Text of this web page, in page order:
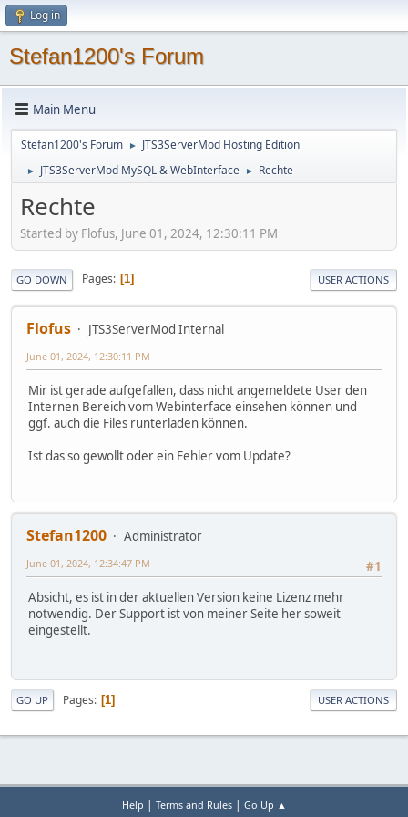
Log in
Stefan1200's Forum
Main Menu
Stefan1200's Forum ► JTS3ServerMod Hosting Edition
► JTS3ServerMod MySQL & WebInterface ► Rechte
Rechte
Started by Flofus, June 01, 2024, 12:30:11 PM
GO DOWN Pages 1 USER ACTIONS
Flofus JTS3ServerMod Internal
June 01, 2024, 12:30:11 PM
Mir ist gerade aufgefallen, dass nicht angemeldete User den
Internen Bereich vom Webinterface einsehen können und
ggf. auch die Files runterladen können.
Ist das so gewollt oder ein Fehler vom Update?
Stefan1200
Administrator
#1
June 01, 2024, 12:34:47 PM
Absicht, es ist in der aktuellen Version keine Lizenz mehr
notwendig. Der Support ist von meiner Seite her soweit
eingestellt.
GO UP Pages 1 USER ACTIONS
Help Terms and Rules| Go Up ▲